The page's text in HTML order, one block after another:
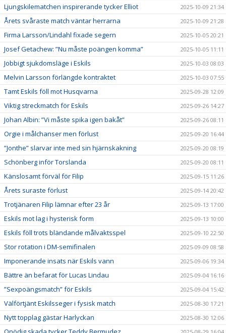
Ljungskilematchen inspirerande tycker Elliot 2025-10-09 21:34
Årets svåraste match väntar herrarna 2025-10-09 21:28
Firma Larsson/Lindahl fixade segern 2025-10-05 20:21
Josef Getachew: ”Nu måste poängen komma” 2025-10-05 11:11
Jobbigt sjukdomsläge i Eskils 2025-10-03 08:03
Melvin Larsson förlängde kontraktet 2025-10-03 07:55
Tamt Eskils föll mot Husqvarna 2025-09-28 12:09
Viktig streckmatch för Eskils 2025-09-26 14:27
Johan Albin: ”Vi måste spika igen bakåt” 2025-09-26 08:11
Orgie i målchanser men förlust 2025-09-20 16:44
”Jonthe” slarvar inte med sin hjärnskakning 2025-09-20 08:19
Schönberg inför Torslanda 2025-09-20 08:11
Känslosamt förväl för Filip 2025-09-15 11:26
Årets suraste förlust 2025-09-14 20:42
Trotjänaren Filip lämnar efter 23 år 2025-09-13 17:00
Eskils mot lag i hysterisk form 2025-09-13 10:00
Eskils föll trots bländande målvaktsspel 2025-09-10 22:50
Stor rotation i DM-semifinalen 2025-09-09 08:58
Imponerande insats när Eskils vann 2025-09-06 19:34
Bättre än befarat för Lucas Lindau 2025-09-04 16:16
”Sexpoängsmatch” för Eskils 2025-09-04 15:42
Välförtjänt Eskilsseger i fysisk match 2025-08-30 17:21
Nytt topplag gästar Harlyckan 2025-08-30 12:06